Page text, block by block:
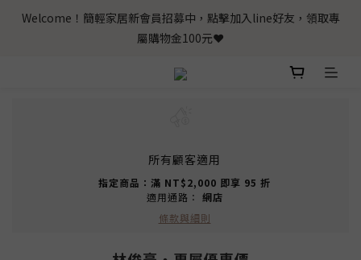
Welcome！簡輕家居新會員招募中，點擊加入line好友，領取專
屬購物金100元❤️
所有顧客適用
指定商品：滿 NT$2,000 即享 95 折
適用通路： 網店
條款與細則